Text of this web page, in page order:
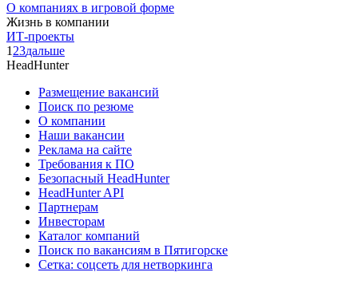
О компаниях в игровой форме
Жизнь в компании
ИТ-проекты
1 23дальше
HeadHunter
Размещение вакансий
Поиск по резюме
О компании
Наши вакансии
Реклама на сайте
Требования к ПО
Безопасный HeadHunter
HeadHunter API
Партнерам
Инвесторам
Каталог компаний
Поиск по вакансиям в Пятигорске
Сетка: соцсеть для нетворкинга